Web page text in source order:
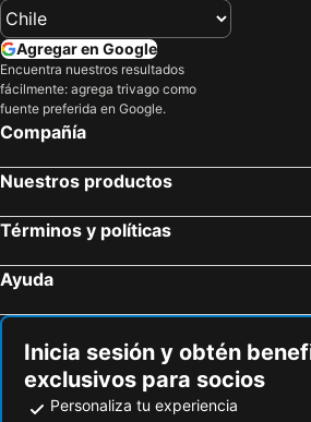
Agregar en Google
Encuentra nuestros resultados
fácilmente: agrega trivago como
fuente preferida en Google.
Compañía
Nuestros productos
Términos y políticas
Ayuda
Inicia sesión y obtén
exclusivos para socios
Personaliza tu experiencia